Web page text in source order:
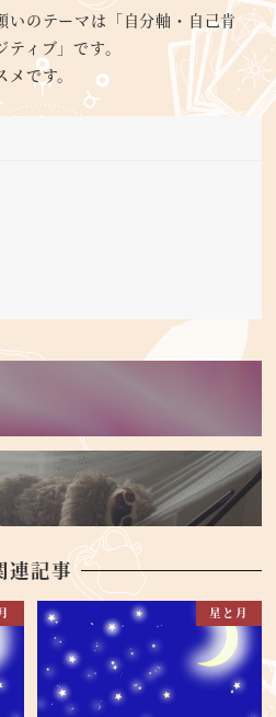
いのテーマは「自分軸・自己肯
ィブ」です。
です。
連記事
星と月